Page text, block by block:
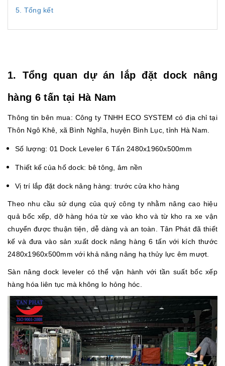
5. Tổng kết
1. Tổng quan dự án lắp đặt dock nâng
hàng 6 tấn tại Hà Nam
Thông tin bên mua: Công ty TNHH ECO SYSTEM có địa chỉ tại
Thôn Ngô Khê, xã Bình Nghĩa, huyện Bình Lục, tỉnh Hà Nam.
Số lượng: 01 Dock Leveler 6 Tấn 2480x1960x500mm
Thiết kế của hố dock: bê tông, âm nền
Vị trí lắp đặt dock nâng hàng: trước cửa kho hàng
Theo nhu cầu sử dụng của quý công ty nhằm nâng cao hiệu
quả bốc xếp, dỡ hàng hóa từ xe vào kho và từ kho ra xe vận
chuyển được thuận tiện, dễ dàng và an toàn. Tân Phát đã thiết
kế và đưa vào sản xuất dock nâng hàng 6 tấn với kích thước
2480x1960x500mm với khả năng nâng hạ thủy lực êm mượt.
Sàn nâng dock leveler có thể vận hành với tần suất bốc xếp
hàng hóa liên tục mà không lo hỏng hóc.